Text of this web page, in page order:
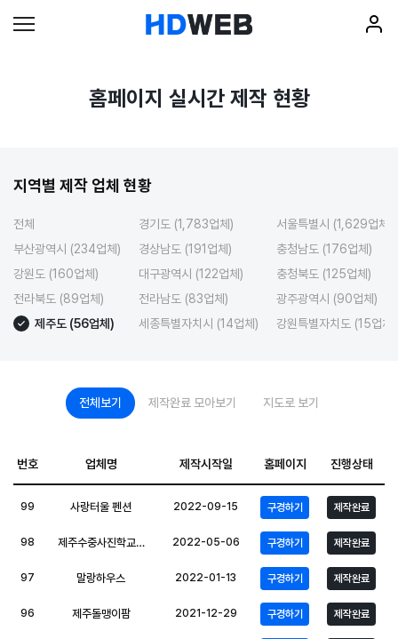
홈페이지 실시간 제작 현황
지역별 제작 업체 현황
전체 경기도 (1,783업체)
서울특별시 (1,629업체)
부산광역시 (234업체)
경상남도 (191업체)
충청남도 (176업체)
강원도 (160업체)
대구광역시 (122업체)
충청북도 (125업체)
전라북도 (89업체)
전라남도 (83업체)
광주광역시 (90업체)
제주도 (56업체)
세종특별자치시 (14업체) 강원특별자치도 (15업체)
전체보기 제작완료 모아보기 지도로 보기
번호 업체명 제작시작일 홈페이지 진행상태
99 사랑터울 펜션 2022-09-15 구경하기 제작완료
98 제주수중사진학교… 2022-05-06 구경하기 제작완료
97 말랑하우스 2022-01-13 구경하기 제작완료
96 제주돌맹이팜 2021-12-29 구경하기 제작완료